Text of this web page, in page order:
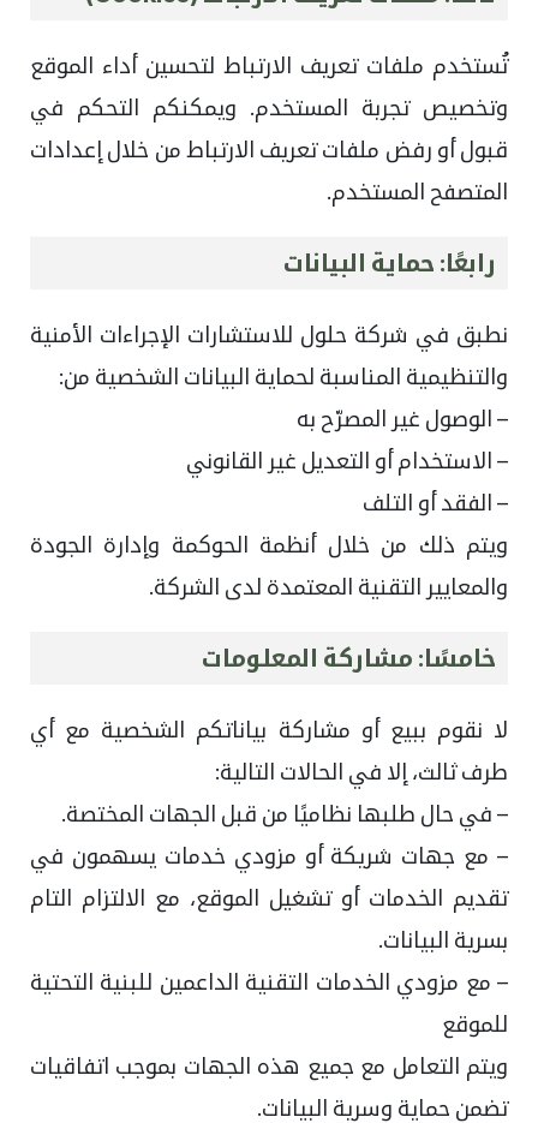
تُستخدم ملفات تعريف الارتباط لتحسين أداء الموقع
وتخصيص تجربة المستخدم. ويمكنكم التحكم في
قبول أو رفض ملفات تعريف الارتباط من خلال إعدادات
المتصفح المستخدم.
رابعًا: حماية البيانات
نطبق في شركة حلول للاستشارات الإجراءات الأمنية
والتنظيمية المناسبة لحماية البيانات الشخصية من:
– الوصول غير المصرّح به
– الاستخدام أو التعديل غير القانوني
– الفقد أو التلف
ويتم ذلك من خلال أنظمة الحوكمة وإدارة الجودة
والمعايير التقنية المعتمدة لدى الشركة.
خامسًا: مشاركة المعلومات
لا نقوم ببيع أو مشاركة بياناتكم الشخصية مع أي
طرف ثالث، إلا في الحالات التالية:
– في حال طلبها نظاميًا من قبل الجهات المختصة.
– مع جهات شريكة أو مزودي خدمات يسهمون في
تقديم الخدمات أو تشغيل الموقع، مع الالتزام التام
بسرية البيانات.
– مع مزودي الخدمات التقنية الداعمين للبنية التحتية
للموقع
ويتم التعامل مع جميع هذه الجهات بموجب اتفاقيات
تضمن حماية وسرية البيانات.